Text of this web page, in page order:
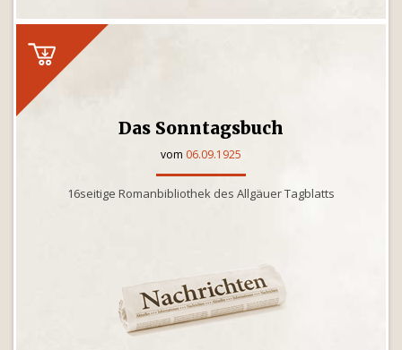
Das Sonntagsbuch
vom 06.09.1925
16seitige Romanbibliothek des Allgäuer Tagblatts